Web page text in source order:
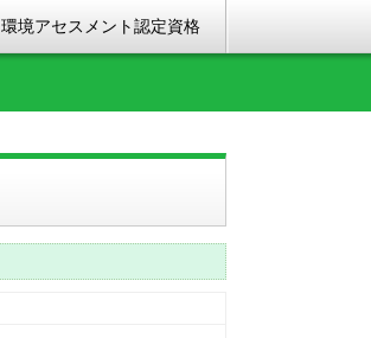
環境アセスメント認定資格